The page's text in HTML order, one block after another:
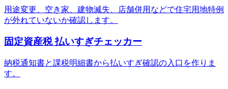
用途変更、空き家、建物滅失、店舗併用などで住宅用地特例
が外れていないか確認します。
固定資産税 払いすぎチェッカー
納税通知書と課税明細書から払いすぎ確認の入口を作りま
す。